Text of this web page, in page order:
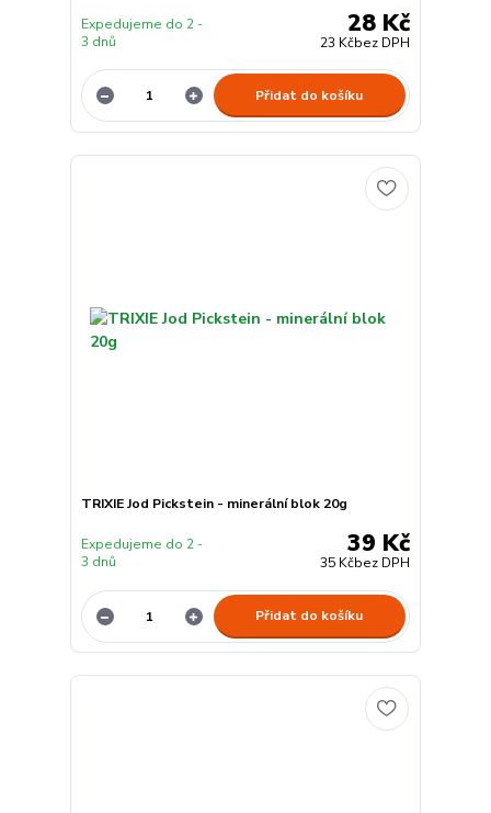
28 Kč
23 Kčbez DPH
Expedujeme do 2 -
3 dnů
Přidat do košíku
TRIXIE Jod Pickstein - minerální blok 20g
39 Kč
35 Kčbez DPH
Expedujeme do 2 -
3 dnů
Přidat do košíku